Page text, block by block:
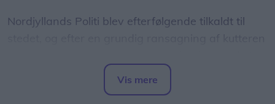
Samarbejdet arbejder med en række emner, der
Nordjyllands Politi blev efterfølgende tilkaldt til
Vis mere